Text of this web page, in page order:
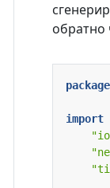
обратно
package
import